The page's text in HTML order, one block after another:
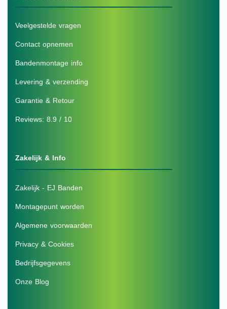
Veelgestelde vragen
Contact opnemen
Bandenmontage info
Levering & verzending
Garantie & Retour
Reviews: 8.9 / 10
Zakelijk & Info
Zakelijk - EJ Banden
Montagepunt worden
Algemene voorwaarden
Privacy & Cookies
Bedrijfsgegevens
Onze Blog